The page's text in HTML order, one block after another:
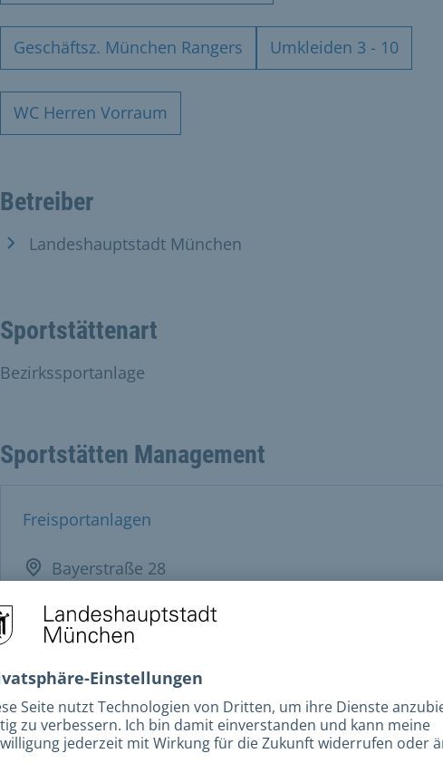
Geschäftsz. München Rangers Umkleiden 3 - 10
WC Herren Vorraum
Betreiber
Landeshauptstadt München
Sportstättenart
Bezirkssportanlage
Sportstätten Management
Freisportanlagen
Bayerstraße 28
+49 89 233-83715
Details